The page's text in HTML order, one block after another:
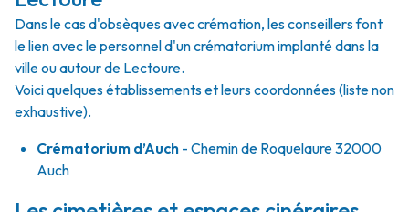
Dans le cas d'obsèques avec crémation, les conseillers font
le lien avec le personnel d'un crématorium implanté dans la
ville ou autour de Lectoure.
Voici quelques établissements et leurs coordonnées (liste non
exhaustive).
Crématorium d’Auch - Chemin de Roquelaure 32000
Auch